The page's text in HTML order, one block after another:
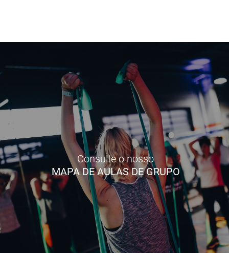
Consulte o nosso
MAPA DE AULAS DE GRUPO